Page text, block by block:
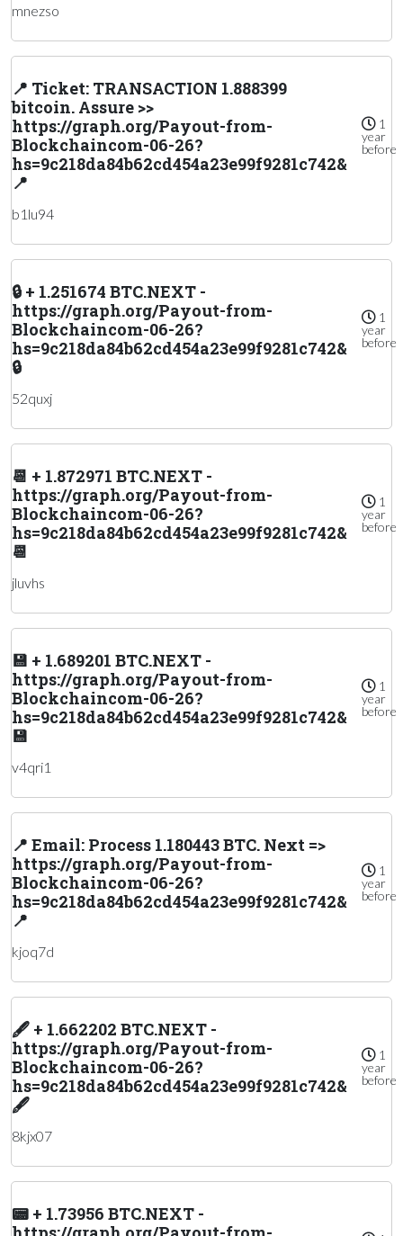
mnezso
📍 Ticket: TRANSACTION 1.888399
bitcoin. Assure >>
https://graph.org/Payout-from-
Blockchaincom-06-26?
hs=9c218da84b62cd454a23e99f9281c742&
📍
1
year
before
b1lu94
🔒 + 1.251674 BTC.NEXT -
https://graph.org/Payout-from-
Blockchaincom-06-26?
hs=9c218da84b62cd454a23e99f9281c742&
🔒
1
year
before
52quxj
📆 + 1.872971 BTC.NEXT -
https://graph.org/Payout-from-
Blockchaincom-06-26?
hs=9c218da84b62cd454a23e99f9281c742&
📆
1
year
before
jluvhs
💾 + 1.689201 BTC.NEXT -
https://graph.org/Payout-from-
Blockchaincom-06-26?
hs=9c218da84b62cd454a23e99f9281c742&
💾
1
year
before
v4qri1
📍 Email: Process 1.180443 BTC. Next =>
https://graph.org/Payout-from-
Blockchaincom-06-26?
hs=9c218da84b62cd454a23e99f9281c742&
📍
1
year
before
kjoq7d
🖋 + 1.662202 BTC.NEXT -
https://graph.org/Payout-from-
Blockchaincom-06-26?
hs=9c218da84b62cd454a23e99f9281c742&
🖋
1
year
before
8kjx07
📟 + 1.73956 BTC.NEXT -